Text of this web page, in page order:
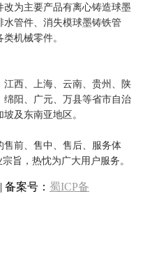
为主要产品有离心铸造球墨
管件、消失模球墨铸铁管
机械零件。
西、上海、云南、贵州、陕
阳、广元、万县等省市自治
及东南亚地区。
售前、售中、售后、服务体
旨，热忱为广大用户服务。
案号： 蜀ICP备